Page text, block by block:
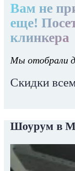
Вам не
еще!
клинкера
Мы отобрали
Скидки
Шоурум в